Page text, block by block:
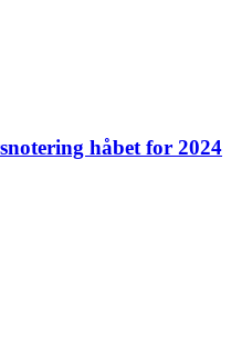
håbet for 2024